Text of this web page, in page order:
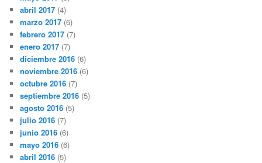
abril 2017 (4)
marzo 2017 (6)
febrero 2017 (7)
enero 2017 (7)
diciembre 2016 (6)
noviembre 2016 (6)
octubre 2016 (7)
septiembre 2016 (5)
agosto 2016 (5)
julio 2016 (7)
junio 2016 (6)
mayo 2016 (6)
abril 2016 (5)